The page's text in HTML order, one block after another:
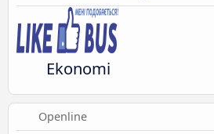
Ekonomi
Openline